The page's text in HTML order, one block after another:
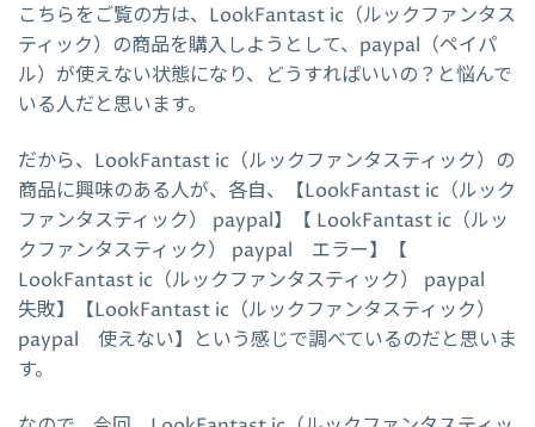
こちらをご覧の方は、LookFantast ic（ルックファンタス
ティック）の商品を購入しようとして、paypal（ペイパ
ル）が使えない状態になり、どうすればいいの？と悩んで
いる人だと思います。
だから、LookFantast ic（ルックファンタスティック）の
商品に興味のある人が、各自、【LookFantast ic（ルック
ファンタスティック） paypal】【 LookFantast ic（ルッ
クファンタスティック） paypal エラー】【
LookFantast ic（ルックファンタスティック） paypal
失敗】【LookFantast ic（ルックファンタスティック）
paypal 使えない】という感じで調べているのだと思いま
す。